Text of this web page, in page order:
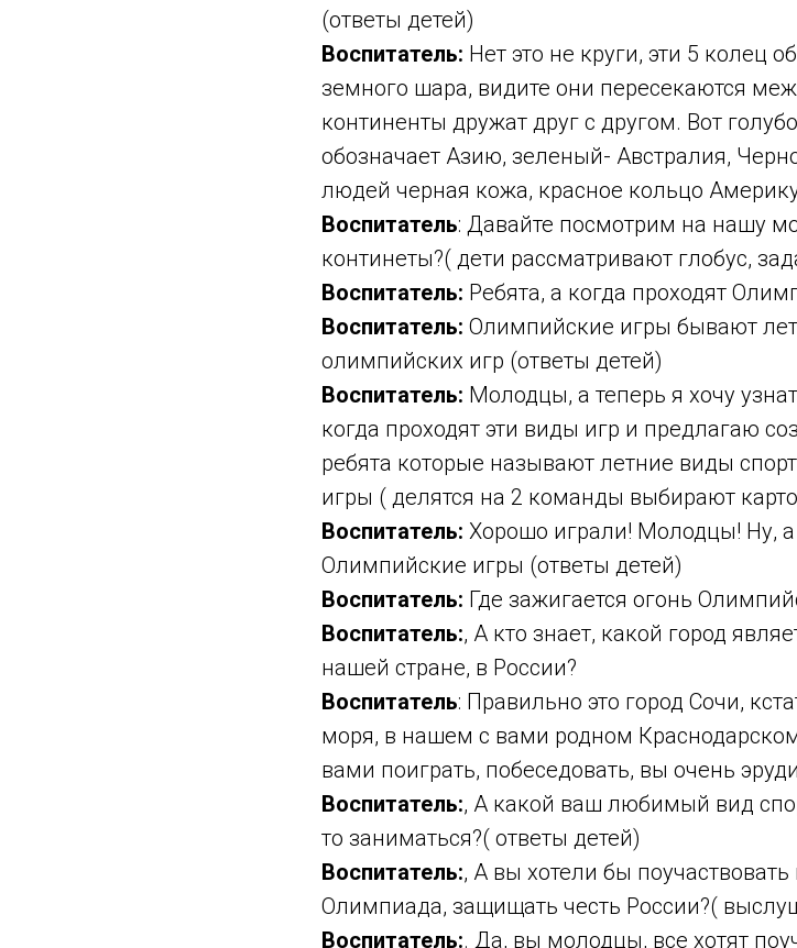
(ответы детей)
Воспитатель: Нет это не круги, эти 5 колец
земного шара, видите они пересекаются
континенты дружат друг с другом. Вот
обозначает Азию, зеленый- Австралия,
людей черная кожа, красное кольцо
Воспитатель: Давайте посмотрим на нашу
континеты?( дети рассматривают глобус,
Воспитатель: Ребята, а когда проходят
Воспитатель: Олимпийские игры бывают
олимпийских игр (ответы детей)
Воспитатель: Молодцы, а теперь я хочу
когда проходят эти виды игр и предлагаю
ребята которые называют летние виды
игры ( делятся на 2 команды выбирают
Воспитатель: Хорошо играли! Молодцы! Ну,
Олимпийские игры (ответы детей)
Воспитатель: Где зажигается огонь
Воспитатель:, А кто знает, какой город
нашей стране, в России?
Воспитатель: Правильно это город Сочи,
моря, в нашем с вами родном
вами поиграть, побеседовать, вы очень
Воспитатель:, А какой ваш любимый вид
то заниматься?( ответы детей)
Воспитатель:, А вы хотели бы
Олимпиада, защищать честь России?(
Воспитатель:. Да, вы молодцы, все хотят